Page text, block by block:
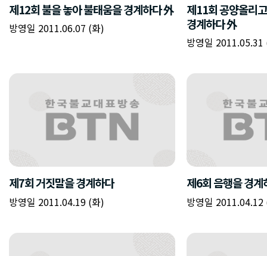
제12회 불을 놓아 불태움을 경계하다 外
방영일 2011.06.07 (화)
제11회 공양올리
경계하다 外
방영일 2011.05.31
제7회 거짓말을 경계하다
방영일 2011.04.19 (화)
제6회 음행을 경
방영일 2011.04.12